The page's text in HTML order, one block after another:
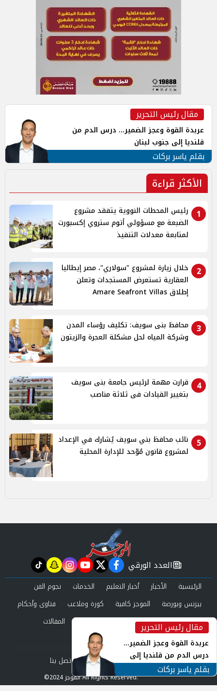
مقال رئيس التحرير
عربدة القوة وعجز الضمير... درس الدم من
قلنديا إلى جنوب لبنان
بقلم ياسر بركات
الأكثر قراءة
1
رئيس المحطات النووية يتفقد مشروع
الضبعة مع مسؤولي أتوم ستروي إكسبورت
لمتابعة معدلات التنفيذ
2
خلال زيارة لمشروع "سولاري"، مصر إيطاليا
العقارية تستعرض المستجدات وتعلن
إطلاق Amare Seafront Villas
3
محافظ بنى سويف: تكليف رؤساء المدن
وشركة المياه لحل مشكلة العجرة والزيتون
4
قرارت مهمة لرئيس جامعة بنى سويف
بتغيير القيادات فى ثلاثة مناصب
5
نائب محافظ بني سويف يُشارك في الإعداد
لمشروع قانون مُوّحد للإدارة المحلية
مقال رئيس التحرير
عربدة القوة وعجز الضمير...
درس الدم من قلنديا إلى
جنوب لبنان
بقلم ياسر بركات
newspaper
العدد الورقي facebook
twitter
youtube
instagram
snapchat
tiktok
الرئيسية الأخبار أخبار التعليم الخدمات
نجوم الفن
بيزنس وبورصة
الموجز كافية كورة وملاعب
فتاوى وأحكام
صحة وجمال
عرب وعالم حوادث ومحاكم
المقالات
العدد الورقي
من نحن
سياسة الخصوصية اتصل بنا
©2024 الموجز All Rights Reserved.